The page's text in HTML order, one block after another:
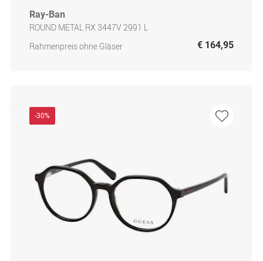
Ray-Ban
ROUND METAL RX 3447V 2991 L
Rahmenpreis ohne Gläser
€ 164,95
-30%